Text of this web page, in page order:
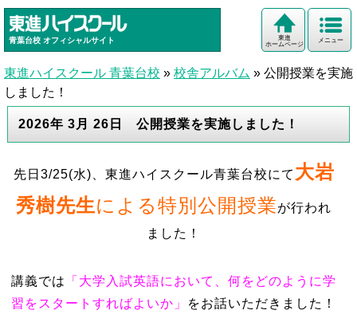
青葉台校 オフィシャルサイト メニュー
東進
ホームページ
東進ハイスクール 青葉台校 » 校舎アルバム » 公開授業を実施
しました！
2026年 3月 26日 公開授業を実施しました！
先日3/25(水)、東進ハイスクール青葉台校にて 大岩
秀樹先生による特別公開授業が行われ
ました！
講義では
「大学入試英語において、何をどのように学
習をスタートすればよいか」 をお話いただきました！